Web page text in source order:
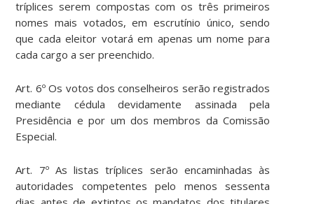
tríplices serem compostas com os três primeiros
nomes mais votados, em escrutínio único, sendo
que cada eleitor votará em apenas um nome para
cada cargo a ser preenchido.
Art. 6º Os votos dos conselheiros serão registrados
mediante cédula devidamente assinada pela
Presidência e por um dos membros da Comissão
Especial.
Art. 7º As listas tríplices serão encaminhadas às
autoridades competentes pelo menos sessenta